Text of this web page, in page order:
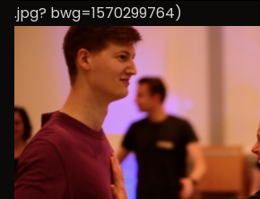
.jpg? bwg=1570299764)